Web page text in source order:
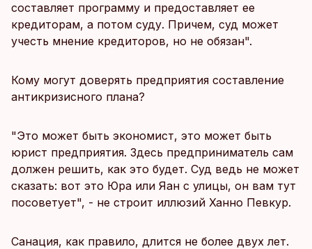
составляет программу и предоставляет ее
кредиторам, а потом суду. Причем, суд может
учесть мнение кредиторов, но не обязан".
Кому могут доверять предприятия составление
антикризисного плана?
"Это может быть экономист, это может быть
юрист предприятия. Здесь предприниматель сам
должен решить, как это будет. Суд ведь не может
сказать: вот это Юра или Яан с улицы, он вам тут
посоветует", - не строит иллюзий Ханно Певкур.
Санация, как правило, длится не более двух лет.